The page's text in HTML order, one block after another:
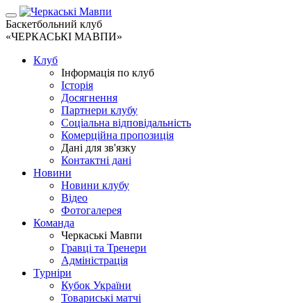
Баскетбольний клуб
«ЧЕРКАСЬКІ МАВПИ»
Клуб
Інформація по клуб
Історія
Досягнення
Партнери клубу
Соціальна відповідальність
Комерційна пропозиція
Дані для зв'язку
Контактні дані
Новини
Новини клубу
Відео
Фотогалерея
Команда
Черкаські Мавпи
Гравці та Тренери
Адміністрація
Турніри
Кубок України
Товариські матчі